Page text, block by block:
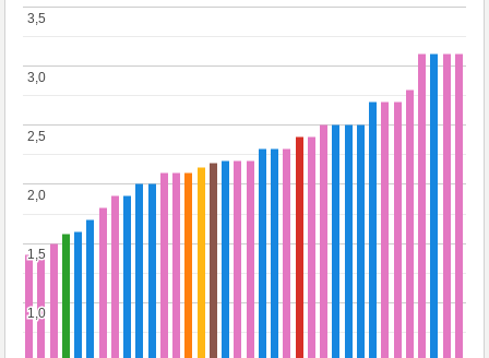
1,0
1,0
1,5
1,5
2,0
2,0
2,5
2,5
3,0
3,0
3,5
3,5